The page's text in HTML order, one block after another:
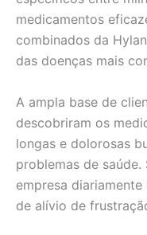
medicamentos
combinados da
das doenças mais
A ampla base de
descobriram os
longas e dolorosas
problemas de saúde.
empresa
de alívio de